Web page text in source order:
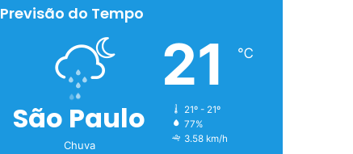
Previsão do Tempo
São Paulo
Chuva
21 ℃
21º - 21º
77%
3.58 km/h